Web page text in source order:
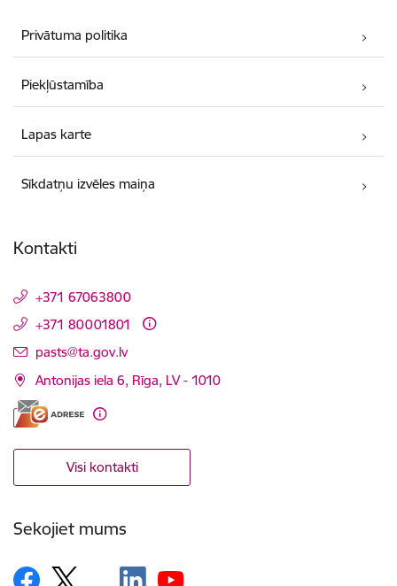
Privātuma politika
Piekļūstamība
Lapas karte
Sīkdatņu izvēles maiņa
Kontakti
+371 67063800
+371 80001801
E-pasts:
pasts@ta.gov.lv
Antonijas iela 6, Rīga, LV - 1010
Visi kontakti
Sekojiet mums